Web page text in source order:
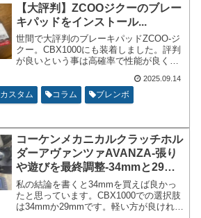
【大評判】ZCOOジクーのブレー
キパッドをインストール...
世間で大評判のブレーキパッドZCOO-ジ
クー。CBX1000にも装着しました。評判
が良いという事は高確率で性能が良くて
す。ジクーの残念な点は適合車種が少な
い所。各バイクメーカーで1990年以降の
代表的な車種をラインナップしている感
2025.09.14
カスタム コラム
ブレンボ
コーケンメカニカルクラッチホル
ダーアヴァンツァAVANZA-張り
や遊びを最終調整-34mmと29mm
どちらが良かった？...
私の結論を書くと34mmを買えば良かっ
たと思っています。CBX1000での選択肢
は34mmか29mmです。軽い方が良ければ